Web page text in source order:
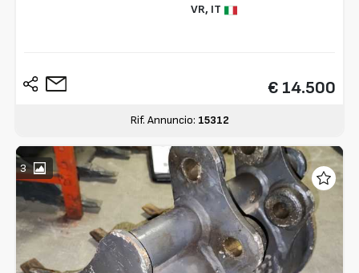
VR, IT
€ 14.500
Rif. Annuncio: 15312
3